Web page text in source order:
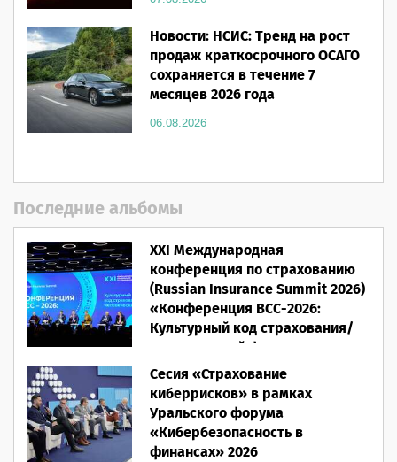
Новости: НСИС: Тренд на рост
продаж краткосрочного ОСАГО
сохраняется в течение 7
месяцев 2026 года
06.08.2026
Последние альбомы
XXI Международная
конференция по страхованию
(Russian Insurance Summit 2026)
«Конференция ВСС-2026:
Культурный код страхования/
Человеческий фактор»
28.05.2026
Сесия «Страхование
киберрисков» в рамках
Уральского форума
«Кибербезопасность в
финансах» 2026